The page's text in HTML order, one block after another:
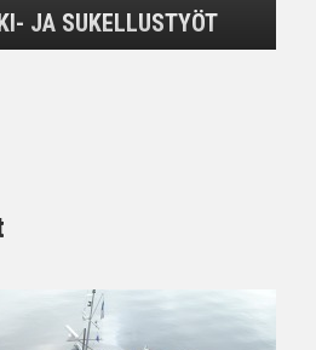
JA SUKELLUSTYÖT